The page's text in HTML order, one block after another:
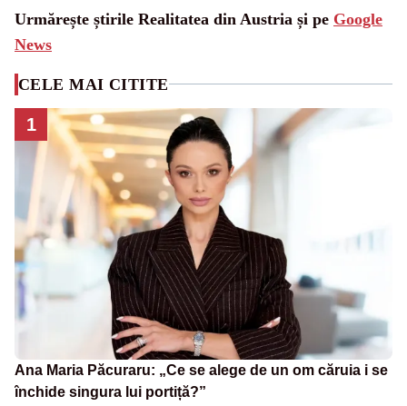
Urmărește știrile Realitatea din Austria și pe Google
News
CELE MAI CITITE
1
Ana Maria Păcuraru: „Ce se alege de un om căruia i se
închide singura lui portiță?”